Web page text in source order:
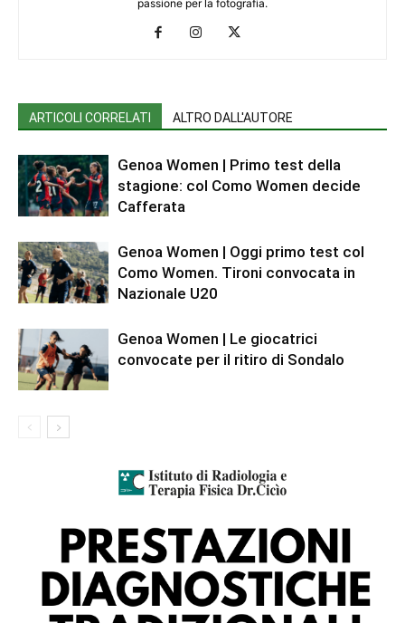
passione per la fotografia.
ARTICOLI CORRELATI ALTRO DALL'AUTORE
Genoa Women | Primo test della
stagione: col Como Women decide
Cafferata
Genoa Women | Oggi primo test col
Como Women. Tironi convocata in
Nazionale U20
Genoa Women | Le giocatrici
convocate per il ritiro di Sondalo